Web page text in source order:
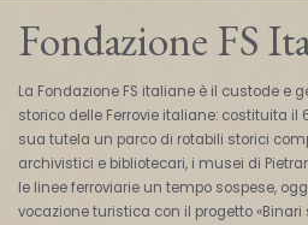
Fondazione FS
La Fondazione FS italiane è il custode e
storico delle Ferrovie italiane: costituita il
sua tutela un parco di rotabili storici
archivistici e bibliotecari, i musei di
le linee ferroviarie un tempo sospese,
vocazione turistica con il progetto «Binari